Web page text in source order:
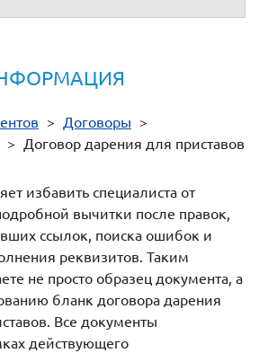
> Договоры >
> Договор дарения для приставов
избавить специалиста от
вычитки после правок,
ссылок, поиска ошибок и
реквизитов. Таким
не просто образец документа, а
бланк договора дарения
Все документы
действующего